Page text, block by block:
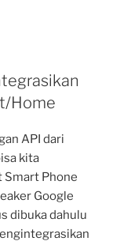
Home
API dari
kita
Smart Phone
Google
dibuka dahulu